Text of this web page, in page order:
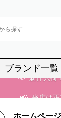
ブランド一覧
当店は
📢
新作入
📢 当店は
ホームページ